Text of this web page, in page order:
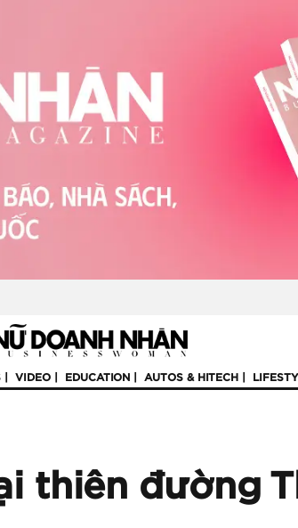
VIDEO EDUCATION AUTOS & HITECH
thiên đường